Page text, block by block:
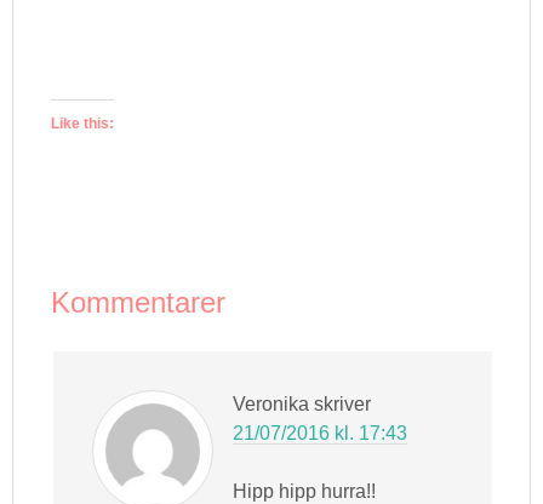
Like this:
Kommentarer
Veronika skriver
21/07/2016 kl. 17:43
Hipp hipp hurra!!